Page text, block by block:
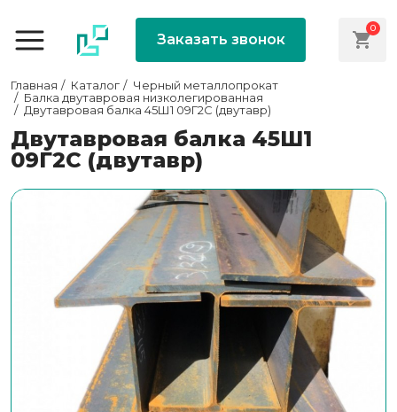
Заказать звонок
0
Главная Каталог
Черный металлопрокат
Балка двутавровая низколегированная
Двутавровая балка 45Ш1 09Г2С (двутавр)
Двутавровая балка 45Ш1
09Г2С (двутавр)